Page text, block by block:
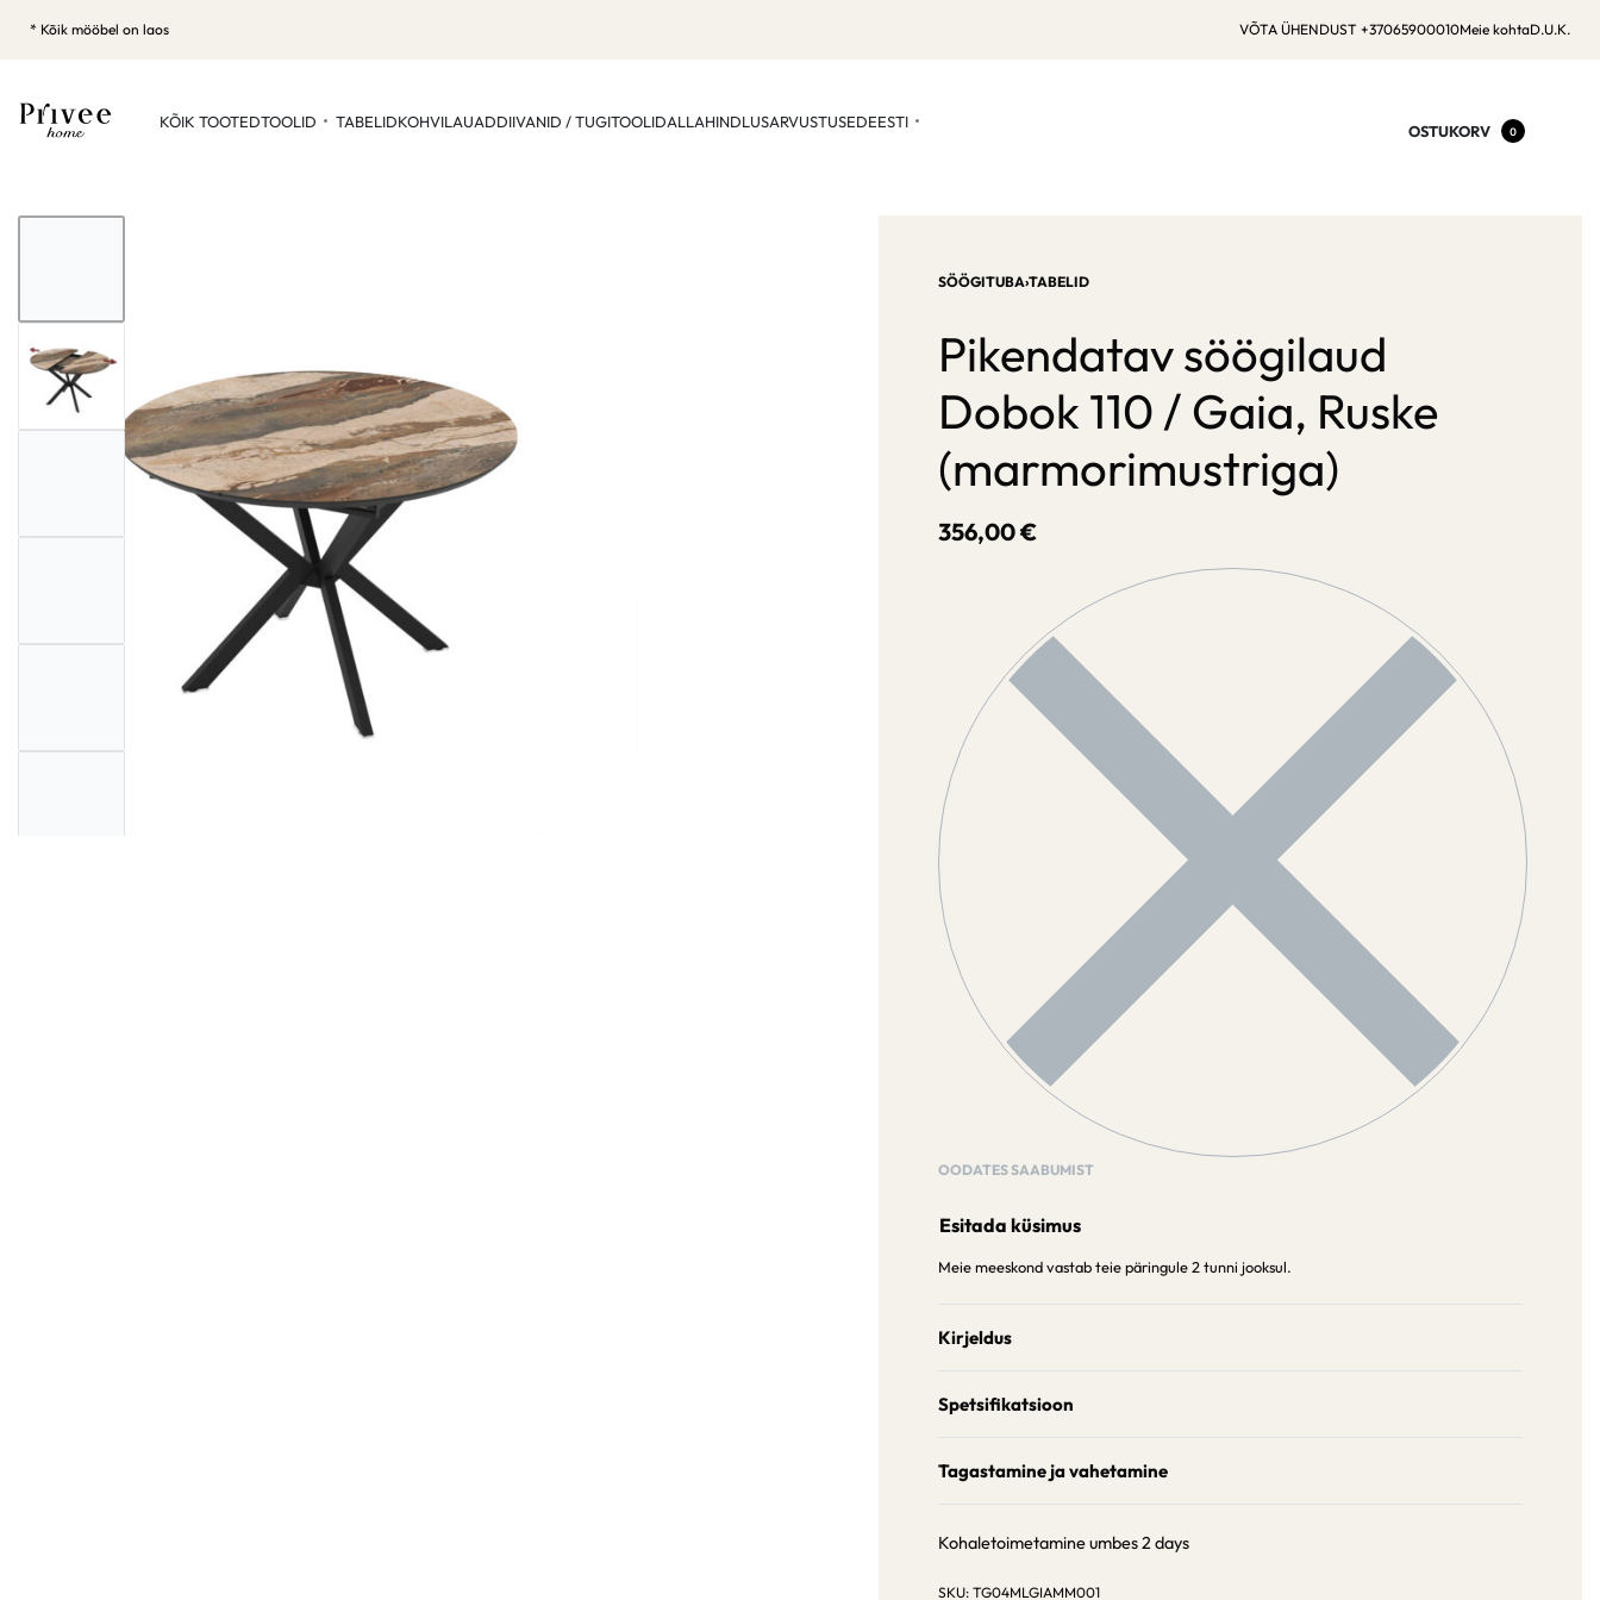
* Kõik mööbel on laos VÕTA ÜHENDUST +37065900010Meie kohtaD.U.K.
KÕIK TOOTEDTOOLID TABELIDKOHVILAUADDIIVANID / TUGITOOLIDALLAHINDLUSARVUSTUSEDEESTI
OSTUKORV 0
SÖÖGITUBA›TABELID
Pikendatav söögilaud
Dobok 110 / Gaia, Ruske
(marmorimustriga)
356,00€
OODATES SAABUMIST
Esitada küsimus
Meie meeskond vastab teie päringule 2 tunni jooksul.
Kirjeldus
Spetsifikatsioon
Tagastamine ja vahetamine
Kohaletoimetamine umbes2 days
TG04MLGIAMM001